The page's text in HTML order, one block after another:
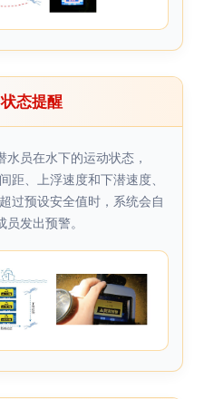
态提醒
水员在水下的运动状态，
距、上浮速度和下潜速度、
过预设安全值时，系统会自
员发出预警。